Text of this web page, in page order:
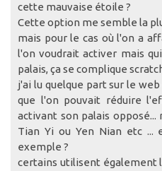
cette mauvaise étoile ?
Cette option me semble la
mais pour le cas où l'on a
l'on voudrait activer mais
palais, ça se complique
j'ai lu quelque part sur le
que l'on pouvait réduire
activant son palais
Tian Yi ou Yen Nian etc ...
exemple ?
certains utilisent également